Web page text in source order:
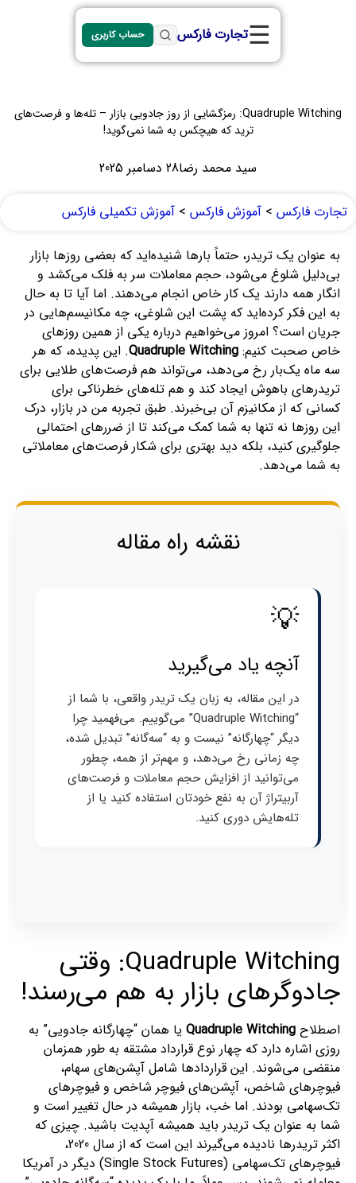
☰تجارت فارکس حساب کاربری
Quadruple Witching: رمزگشایی از روز جادویی بازار – تله‌ها و فرصت‌های
ترید که هیچکس به شما نمی‌گوید!
سید محمد رضا28 دسامبر 2025
تجارت فارکس > آموزش فارکس > آموزش تکمیلی فارکس
به عنوان یک تریدر، حتماً بارها شنیده‌اید که بعضی روزها بازار
بی‌دلیل شلوغ می‌شود، حجم معاملات سر به فلک می‌کشد و
انگار همه دارند یک کار خاص انجام می‌دهند. اما آیا تا به حال
به این فکر کرده‌اید که پشت این شلوغی، چه مکانیسم‌هایی در
جریان است؟ امروز می‌خواهیم درباره یکی از همین روزهای
خاص صحبت کنیم: Quadruple Witching. این پدیده، که هر
سه ماه یک‌بار رخ می‌دهد، می‌تواند هم فرصت‌های طلایی برای
تریدرهای باهوش ایجاد کند و هم تله‌های خطرناکی برای
کسانی که از مکانیزم آن بی‌خبرند. طبق تجربه من در بازار، درک
این روزها نه تنها به شما کمک می‌کند تا از ضررهای احتمالی
جلوگیری کنید، بلکه دید بهتری برای شکار فرصت‌های معاملاتی
به شما می‌دهد.
نقشه راه مقاله
💡
آنچه یاد می‌گیرید
در این مقاله، به زبان یک تریدر واقعی، با شما از
“Quadruple Witching” می‌گوییم. می‌فهمید چرا
دیگر “چهارگانه” نیست و به “سه‌گانه” تبدیل شده،
چه زمانی رخ می‌دهد، و مهم‌تر از همه، چطور
می‌توانید از افزایش حجم معاملات و فرصت‌های
آربیتراژ آن به نفع خودتان استفاده کنید یا از
تله‌هایش دوری کنید.
Quadruple Witching: وقتی
جادوگرهای بازار به هم می‌رسند!
اصطلاح Quadruple Witching یا همان “چهارگانه جادویی” به
روزی اشاره دارد که چهار نوع قرارداد مشتقه به طور همزمان
منقضی می‌شوند. این قراردادها شامل آپشن‌های سهام،
فیوچرهای شاخص، آپشن‌های فیوچر شاخص و فیوچرهای
تک‌سهامی بودند. اما خب، بازار همیشه در حال تغییر است و
شما به عنوان یک تریدر باید همیشه آپدیت باشید. چیزی که
اکثر تریدرها نادیده می‌گیرند این است که از سال 2020،
فیوچرهای تک‌سهامی (Single Stock Futures) دیگر در آمریکا